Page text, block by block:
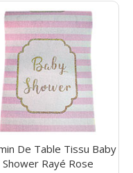
De Table Tissu Baby
Shower Rayé Rose